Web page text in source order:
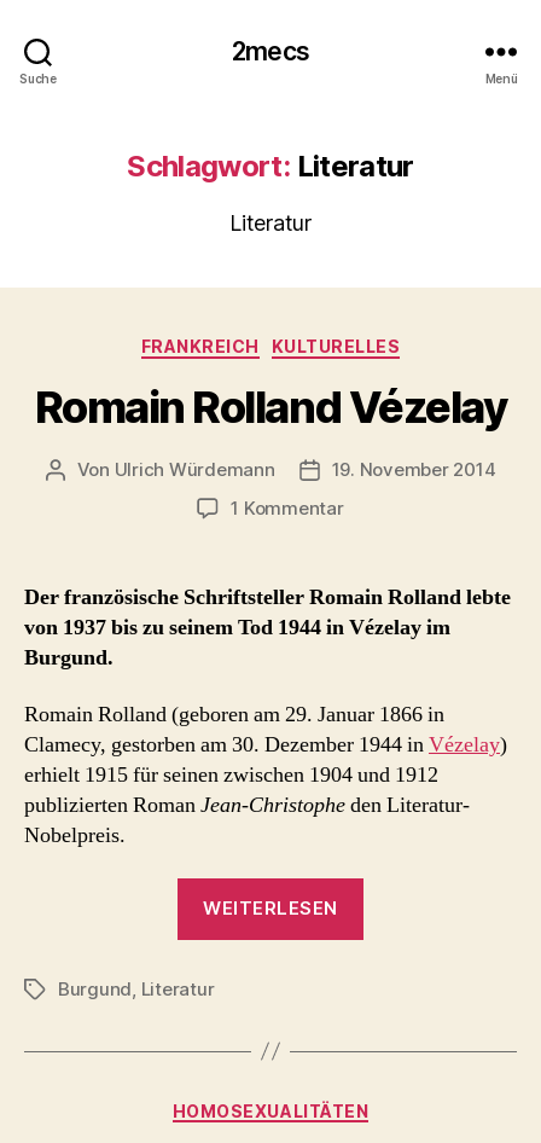
Suche
2mecs
Menü
Schlagwort: Literatur
Literatur
Kategorien
FRANKREICH KULTURELLES
Romain Rolland Vézelay
Beitragsautor
Von Ulrich Würdemann Beitragsdatum
19. November 2014
1 Kommentarzu
Vézelay
Der französische Schriftsteller Romain Rolland lebte
von 1937 bis zu seinem Tod 1944 in Vézelay im
Burgund.
Romain Rolland (geboren am 29. Januar 1866 in
Clamecy, gestorben am 30. Dezember 1944 inVézelay)
erhielt 1915 für seinen zwischen 1904 und 1912
publizierten RomanJean-Christopheden Literatur-
Nobelpreis.
WEITERLESEN
Schlagwörter
Burgund Literatur
Kategorien
HOMOSEXUALITÄTEN